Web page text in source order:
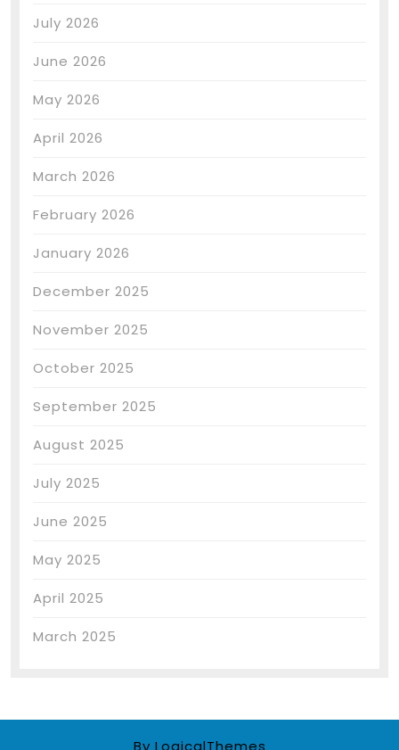
July 2026
June 2026
May 2026
April 2026
March 2026
February 2026
January 2026
December 2025
November 2025
October 2025
September 2025
August 2025
July 2025
June 2025
May 2025
April 2025
March 2025
By LogicalThemes